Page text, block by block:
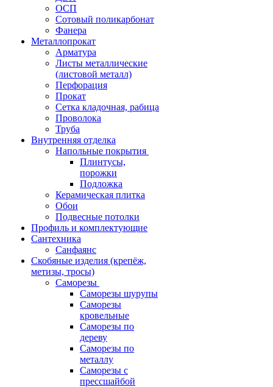
ОСП
Сотовый поликарбонат
Фанера
Металлопрокат
Арматура
Листы металлические
(листовой металл)
Перфорация
Прокат
Сетка кладочная, рабица
Проволока
Труба
Внутренняя отделка
Напольные покрытия
Плинтусы,
порожки
Подложка
Керамическая плитка
Обои
Подвесные потолки
Профиль и комплектующие
Сантехника
Санфаянс
Скобяные изделия (крепёж,
метизы, тросы)
Саморезы
Саморезы шурупы
Саморезы
кровельные
Саморезы по
дереву
Саморезы по
металлу
Саморезы с
прессшайбой